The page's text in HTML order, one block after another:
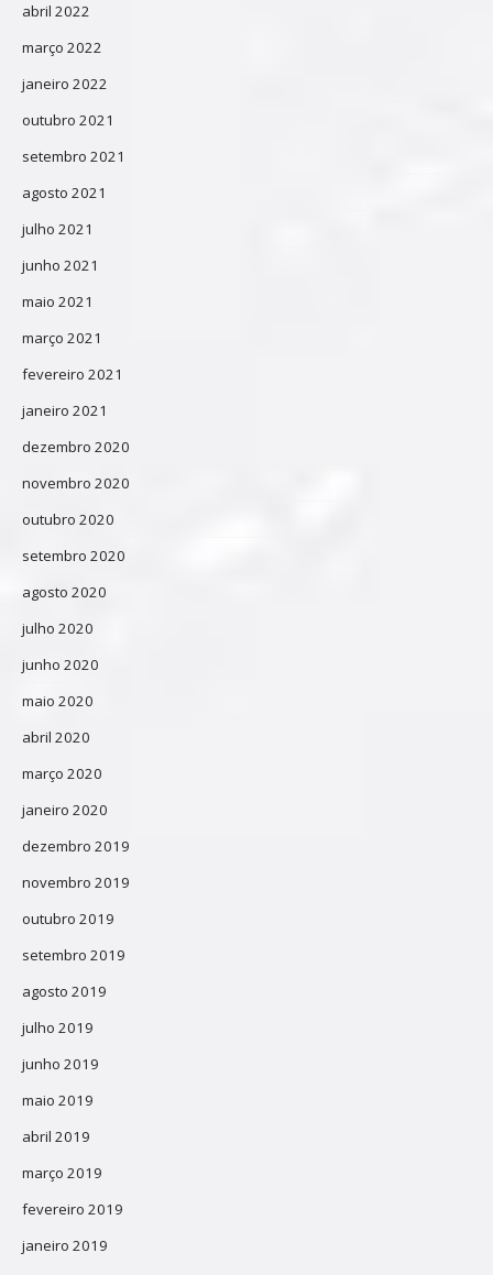
abril 2022
março 2022
janeiro 2022
outubro 2021
setembro 2021
agosto 2021
julho 2021
junho 2021
maio 2021
março 2021
fevereiro 2021
janeiro 2021
dezembro 2020
novembro 2020
outubro 2020
setembro 2020
agosto 2020
julho 2020
junho 2020
maio 2020
abril 2020
março 2020
janeiro 2020
dezembro 2019
novembro 2019
outubro 2019
setembro 2019
agosto 2019
julho 2019
junho 2019
maio 2019
abril 2019
março 2019
fevereiro 2019
janeiro 2019